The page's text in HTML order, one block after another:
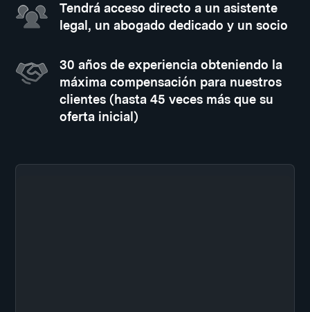
Tendrá acceso directo a un asistente
legal, un abogado dedicado y un socio
30 años de experiencia obteniendo la
máxima compensación para nuestros
clientes (hasta 45 veces más que su
oferta inicial)